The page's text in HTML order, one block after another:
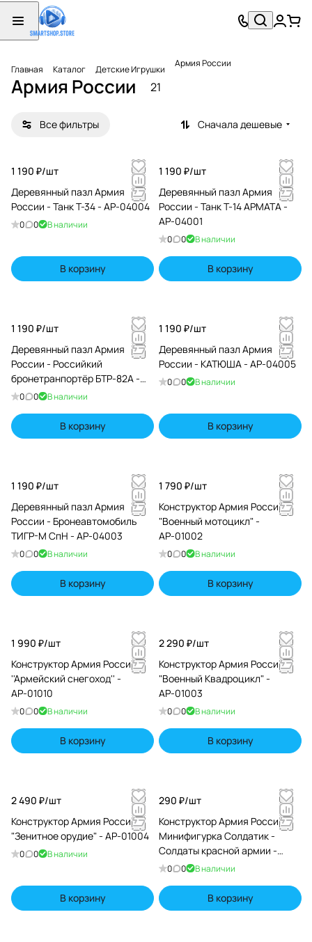
Главная Каталог Детские Игрушки Армия России
Армия России 21
Все фильтры Сначала дешевые
1 190 ₽/шт
Деревянный пазл Армия
России - Танк Т-34 - АР-04004
0 0 В наличии
В корзину
1 190 ₽/шт
Деревянный пазл Армия
России - Танк Т-14 АРМАТА -
АР-04001
0 0 В наличии
В корзину
1 190 ₽/шт
Деревянный пазл Армия
России - Российкий
бронетранпортёр БТР-82А -
АР-04002
0 0 В наличии
В корзину
1 190 ₽/шт
Деревянный пазл Армия
России - КАТЮША - АР-04005
0 0 В наличии
В корзину
1 190 ₽/шт
Деревянный пазл Армия
России - Бронеавтомобиль
ТИГР-М СпН - АР-04003
0 0 В наличии
В корзину
1 790 ₽/шт
Конструктор Армия России
"Военный мотоцикл" -
АР-01002
0 0 В наличии
В корзину
1 990 ₽/шт
Конструктор Армия России
''Армейский снегоход'' -
АР-01010
0 0 В наличии
В корзину
2 290 ₽/шт
Конструктор Армия России
"Военный Квадроцикл" -
АР-01003
0 0 В наличии
В корзину
2 490 ₽/шт
Конструктор Армия России
"Зенитное орудие" - АР-01004
0 0 В наличии
В корзину
290 ₽/шт
Конструктор Армия России -
Минифигурка Солдатик -
Солдаты красной армии -
АР-01019
0 0 В наличии
В корзину